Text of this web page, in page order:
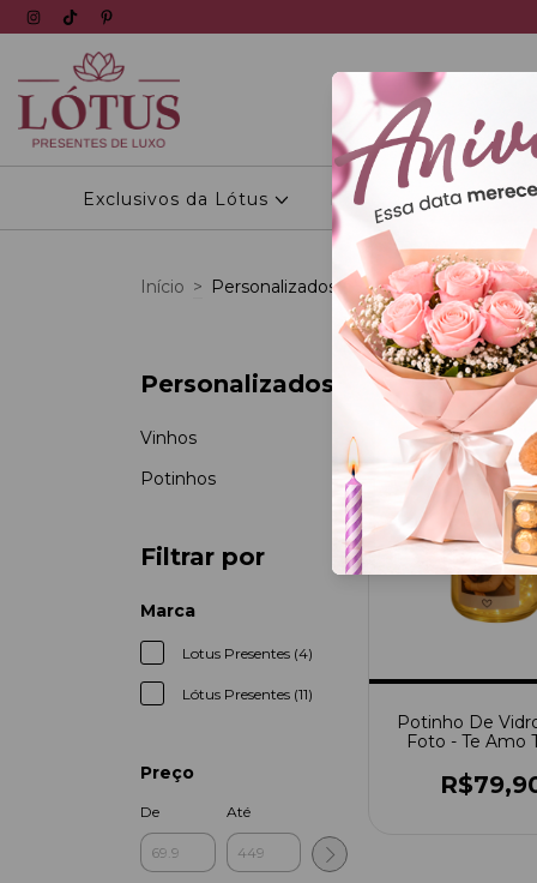
Exclusivos da Lótus Personalizados
Início > Personalizados
Personalizados
Vinhos
Potinhos
Filtrar por
Marca
Lotus Presentes (4)
Lótus Presentes (11)
Preço
De Até
Potinho De
Foto - Te Amo
Potinho